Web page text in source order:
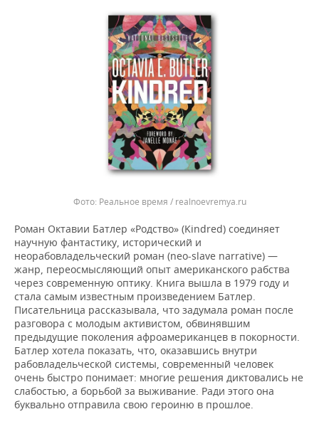
Реальное время / realnoevremya.ru
Роман Октавии Батлер «Родство» (Kindred) соединяет
научную фантастику, исторический и
неорабовладельческий роман (neo-slave narrative) —
жанр, переосмысляющий опыт американского рабства
через современную оптику. Книга вышла в 1979 году и
стала самым известным произведением Батлер.
Писательница рассказывала, что задумала роман после
разговора с молодым активистом, обвинявшим
предыдущие поколения афроамериканцев в покорности.
Батлер хотела показать, что, оказавшись внутри
рабовладельческой системы, современный человек
очень быстро понимает: многие решения диктовались не
слабостью, а борьбой за выживание. Ради этого она
буквально отправила свою героиню в прошлое.